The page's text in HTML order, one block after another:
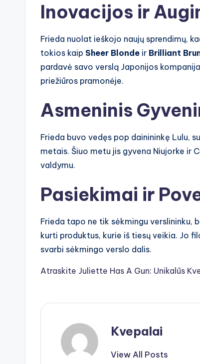
Inovacijos ir
Frieda nuolat ieškojo naujų sprendimų,
tokios kaip Sheer Blonde ir Brilliant
pardavė savo verslą Japonijos
priežiūros pramonėje.
Asmeninis
Frieda buvo vedęs pop dainininkę Lulu,
metais. Šiuo metu jis gyvena Niujorke ir
valdymu.
Pasiekimai ir
Frieda tapo ne tik sėkmingu verslininku,
kurti produktus, kurie iš tiesų veikia. Jo
svarbi sėkmingo verslo dalis.
Atraskite Juliette Has A Gun: Unikalūs
Kvepalai
View All Posts